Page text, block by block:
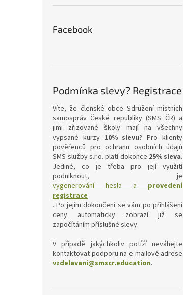
Facebook
Podmínka slevy? Registrace
Víte, že členské obce Sdružení místních
samospráv České republiky (SMS ČR) a
jimi zřizované školy mají na všechny
vypsané kurzy 10% slevu? Pro klienty
pověřenců pro ochranu osobních údajů
SMS-služby s.r.o. platí dokonce 25% sleva.
Jediné, co je třeba pro její využití
podniknout, je
vygenerování hesla aprovedení
registrace
. Po jejím dokončení se vám po přihlášení
ceny automaticky zobrazí již se
započítáním příslušné slevy.
V případě jakýchkoliv potíží neváhejte
kontaktovat podporu na e-mailové adrese
vzdelavani@smscr.education.